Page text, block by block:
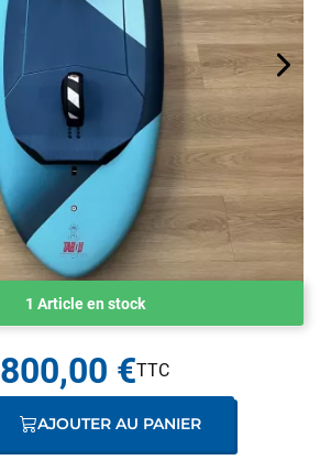
1 Article en stock
800,00 €
AJOUTER AU PANIER